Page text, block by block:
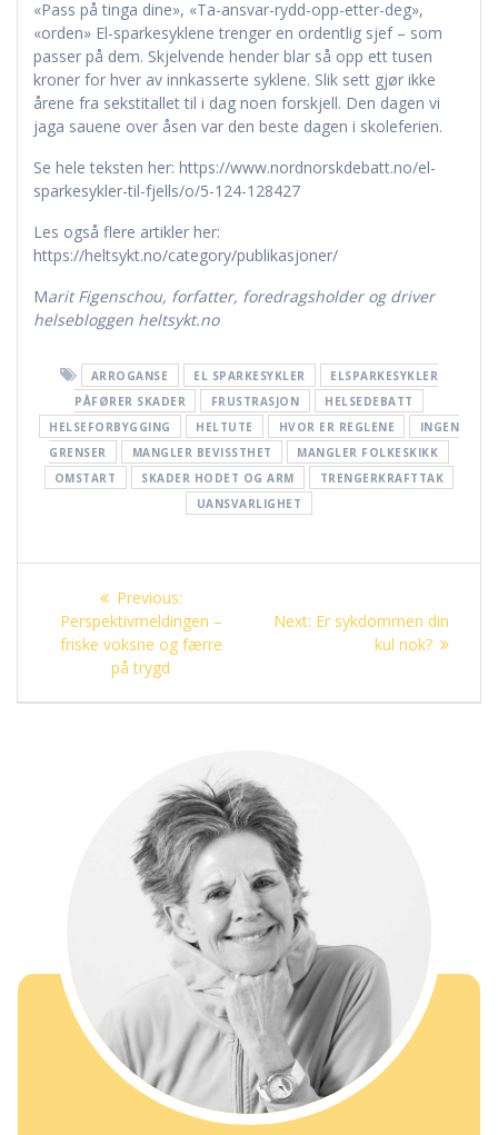
«Pass på tinga dine», «Ta-ansvar-rydd-opp-etter-deg»,
«orden» El-sparkesyklene trenger en ordentlig sjef – som
passer på dem. Skjelvende hender blar så opp ett tusen
kroner for hver av innkasserte syklene. Slik sett gjør ikke
årene fra sekstitallet til i dag noen forskjell. Den dagen vi
jaga sauene over åsen var den beste dagen i skoleferien.
Se hele teksten her: https://www.nordnorskdebatt.no/el-
sparkesykler-til-fjells/o/5-124-128427
Les også flere artikler her:
https://heltsykt.no/category/publikasjoner/
Marit Figenschou, forfatter, foredragsholder og driver
helsebloggen heltsykt.no
ARROGANSE EL SPARKESYKLER
ELSPARKESYKLER
PÅFØRER SKADER
FRUSTRASJON
HELSEDEBATT
HELSEFORBYGGING
HELTUTE HVOR ER REGLENE
INGEN
GRENSER
MANGLER BEVISSTHET
MANGLER FOLKESKIKK
OMSTART
SKADER HODET OG ARM
TRENGERKRAFTTAK
UANSVARLIGHET
Innleggsnavigasjon
Previous:Previous
post:
Perspektivmeldingen –
friske voksne og færre
på trygd
Next: Next
Er sykdommen din
kul nok?